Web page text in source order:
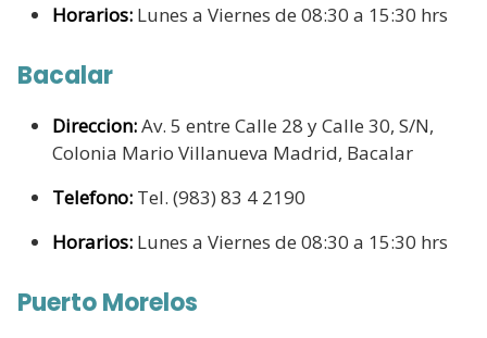
Horarios: Lunes a Viernes de 08:30 a 15:30 hrs
Bacalar
Direccion:Av. 5 entre Calle 28 y Calle 30, S/N,
Colonia Mario Villanueva Madrid, Bacalar
Telefono: Tel. (983) 83 4 2190
Horarios: Lunes a Viernes de 08:30 a 15:30 hrs
Puerto Morelos